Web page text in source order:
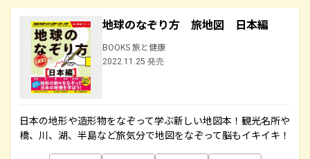
地球のなぞり方 旅地図 日本編
BOOKS 旅と健康
2022.11.25 発売
日本の地形や造形物をなぞって学ぶ新しい地図本！観光名所や
橋、川、湖、半島など旅気分で地図をなぞって脳もイキイキ！